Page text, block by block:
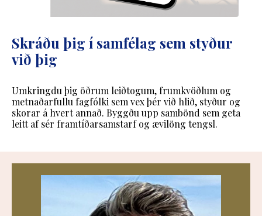
Skráðu þig í samfélag sem styður
við þig
Umkringdu þig öðrum leiðtogum, frumkvöðlum og
metnaðarfullu fagfólki sem vex þér við hlið, styður og
skorar á hvert annað. Byggðu upp sambönd sem geta
leitt af sér framtíðarsamstarf og ævilöng tengsl.